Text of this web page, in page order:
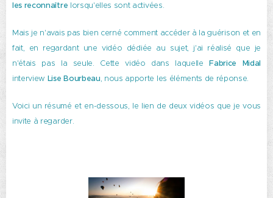
les reconnaître lorsqu'elles sont activées.
Mais je n'avais pas bien cerné comment accéder à la guérison et en
fait, en regardant une vidéo dédiée au sujet, j'ai réalisé que je
n'étais pas la seule. Cette vidéo dans laquelleFabrice Midal
interview Lise Bourbeau, nous apporte les éléments de réponse.
Voici un résumé et en-dessous, le lien de deux vidéos que je vous
invite à regarder.